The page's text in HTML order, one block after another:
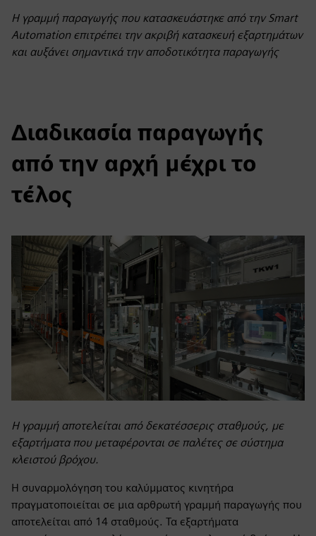
Η γραμμή παραγωγής που κατασκευάστηκε από την Smart
Automation επιτρέπει την ακριβή κατασκευή εξαρτημάτων
και αυξάνει σημαντικά την αποδοτικότητα παραγωγής
Διαδικασία παραγωγής
από την αρχή μέχρι το
τέλος
Η γραμμή αποτελείται από δεκατέσσερις σταθμούς, με
εξαρτήματα που μεταφέρονται σε παλέτες σε σύστημα
κλειστού βρόχου.
Η συναρμολόγηση του καλύμματος κινητήρα
πραγματοποιείται σε μια αρθρωτή γραμμή παραγωγής που
αποτελείται από 14 σταθμούς. Τα εξαρτήματα